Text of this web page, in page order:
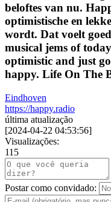
beloftes van nu.
optimistische en
wordt. Dat voelt
musical jems of
optimistic and just
happy. Life On The
Eindhoven
https://happy.radio
última atualização
[2024-04-22 04:53:56]
Visualizações:
115
Postar como convidado: